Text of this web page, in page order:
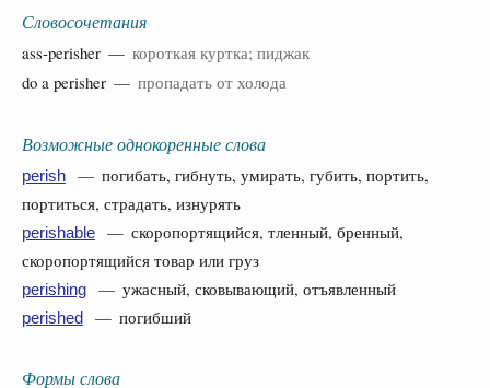
Словосочетания
ass-perisher — короткая куртка; пиджак
do a perisher — пропадать от холода
Возможные однокоренные слова
perish
— погибать, гибнуть, умирать, губить, портить,
портиться, страдать, изнурять
perishable
— скоропортящийся, тленный, бренный,
скоропортящийся товар или груз
perishing — ужасный, сковывающий, отъявленный
perished — погибший
Формы слова